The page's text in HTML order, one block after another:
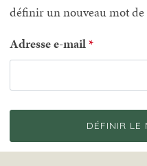
définir un nouveau mot de
Adresse e-mail
DÉFINIR LE